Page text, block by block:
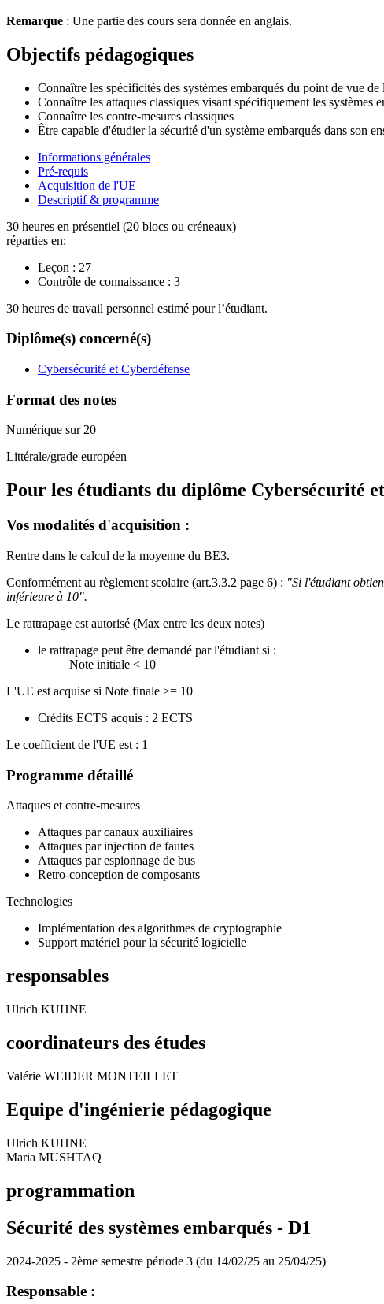
Remarque : Une partie des cours sera donnée en anglais.
Objectifs pédagogiques
Connaître les spécificités des systèmes embarqués du point de vue de
Connaître les attaques classiques visant spécifiquement les systèmes
Connaître les contre-mesures classiques
Être capable d'étudier la sécurité d'un système embarqués dans son
Informations générales
Pré-requis
Acquisition de l'UE
Descriptif & programme
30 heures en présentiel (20 blocs ou créneaux)
réparties en:
Leçon : 27
Contrôle de connaissance : 3
30 heures de travail personnel estimé pour l’étudiant.
Diplôme(s) concerné(s)
Cybersécurité et Cyberdéfense
Format des notes
Numérique sur 20
Littérale/grade européen
Pour les étudiants du diplôme Cybersécurité
Vos modalités d'acquisition :
Rentre dans le calcul de la moyenne du BE3.
Conformément au règlement scolaire (art.3.3.2 page 6) : "Si l'étudiant
inférieure à 10".
Le rattrapage est autorisé (Max entre les deux notes)
le rattrapage peut être demandé par l'étudiant si :
Note initiale < 10
L'UE est acquise si Note finale >= 10
Crédits ECTS acquis : 2 ECTS
Le coefficient de l'UE est : 1
Programme détaillé
Attaques et contre-mesures
Attaques par canaux auxiliaires
Attaques par injection de fautes
Attaques par espionnage de bus
Retro-conception de composants
Technologies
Implémentation des algorithmes de cryptographie
Support matériel pour la sécurité logicielle
responsables
Ulrich KUHNE
coordinateurs des études
Valérie WEIDER MONTEILLET
Equipe d'ingénierie pédagogique
Ulrich KUHNE
Maria MUSHTAQ
programmation
Sécurité des systèmes embarqués - D1
2024-2025 - 2ème semestre période 3 (du 14/02/25 au 25/04/25)
Responsable :